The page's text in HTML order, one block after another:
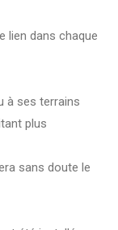
lien dans chaque
à ses terrains
plus
sans doute le